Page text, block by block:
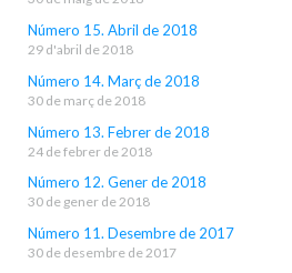
Número 15. Abril de 2018
29 d'abril de 2018
Número 14. Març de 2018
30 de març de 2018
Número 13. Febrer de 2018
24 de febrer de 2018
Número 12. Gener de 2018
30 de gener de 2018
Número 11. Desembre de 2017
30 de desembre de 2017